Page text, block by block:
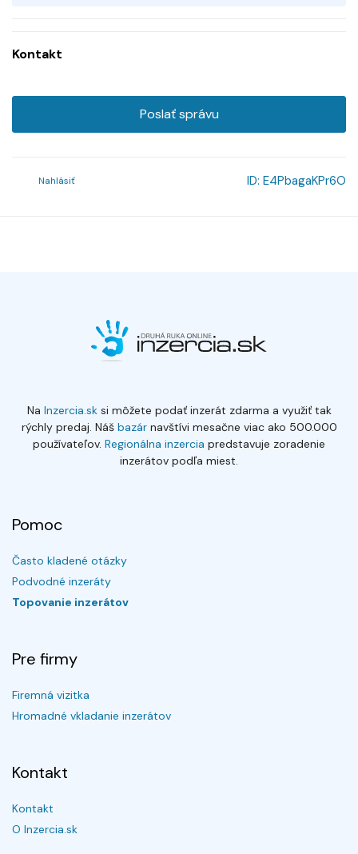
Kontakt
Poslať správu
Nahlásiť ID: E4PbagaKPr6O
Na Inzercia.sksi môžete podať inzerát zdarma a využiť tak
rýchly predaj. Náš bazárnavštívi mesačne viac ako 500.000
používateľov. Regionálna inzercia predstavuje zoradenie
inzerátov podľa miest.
Pomoc
Často kladené otázky
Podvodné inzeráty
Topovanie inzerátov
Pre firmy
Firemná vizitka
Hromadné vkladanie inzerátov
Kontakt
Kontakt
O Inzercia.sk